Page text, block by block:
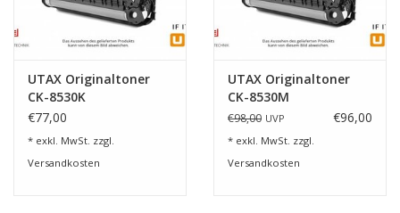
UTAX Originaltoner
CK-8530K
€77,00
* exkl. MwSt. zzgl.
Versandkosten
UTAX Originaltoner
CK-8530M
€98,00 UVP €96,00
* exkl. MwSt. zzgl.
Versandkosten